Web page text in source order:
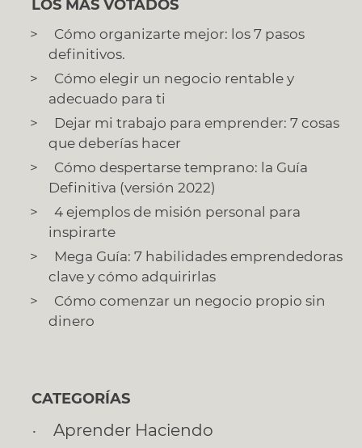
LOS MÁS VOTADOS
Cómo organizarte mejor: los 7 pasos
definitivos.
Cómo elegir un negocio rentable y
adecuado para ti
Dejar mi trabajo para emprender: 7 cosas
que deberías hacer
Cómo despertarse temprano: la Guía
Definitiva (versión 2022)
4 ejemplos de misión personal para
inspirarte
Mega Guía: 7 habilidades emprendedoras
clave y cómo adquirirlas
Cómo comenzar un negocio propio sin
dinero
CATEGORÍAS
Aprender Haciendo